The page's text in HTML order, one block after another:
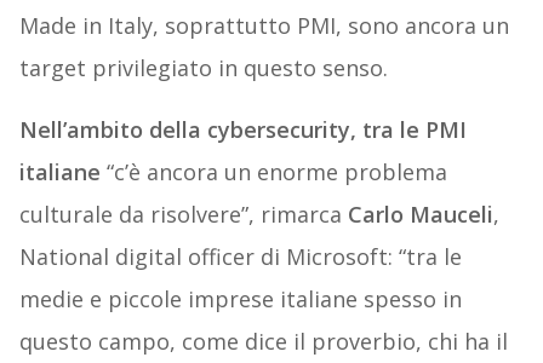
Made in Italy, soprattutto PMI, sono ancora un
target privilegiato in questo senso.
Nell’ambito della cybersecurity, tra le PMI
italiane “c’è ancora un enorme problema
culturale da risolvere”, rimarca Carlo Mauceli,
National digital officer di Microsoft: “tra le
medie e piccole imprese italiane spesso in
questo campo, come dice il proverbio, chi ha il